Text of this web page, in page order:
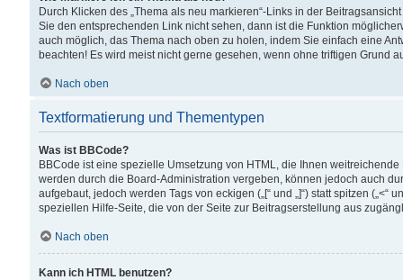
Durch Klicken des „Thema als neu markieren“-Links in der
Sie den entsprechenden Link nicht sehen, dann ist die Funktion
auch möglich, das Thema nach oben zu holen, indem Sie einfach eine
beachten! Es wird meist nicht gerne gesehen, wenn ohne triftigen Grund
Nach oben
Textformatierung und Thementypen
Was ist BBCode?
BBCode ist eine spezielle Umsetzung von HTML, die Ihnen
werden durch die Board-Administration vergeben, können jedoch auch
aufgebaut, jedoch werden Tags von eckigen („[“ und „]“) statt spitzen
speziellen Hilfe-Seite, die von der Seite zur Beitragserstellung aus
Nach oben
Kann ich HTML benutzen?